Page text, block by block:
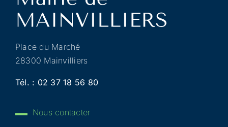
Place du Marché
28300 Mainvilliers
Tél. : 02 37 18 56 80
Nous contacter